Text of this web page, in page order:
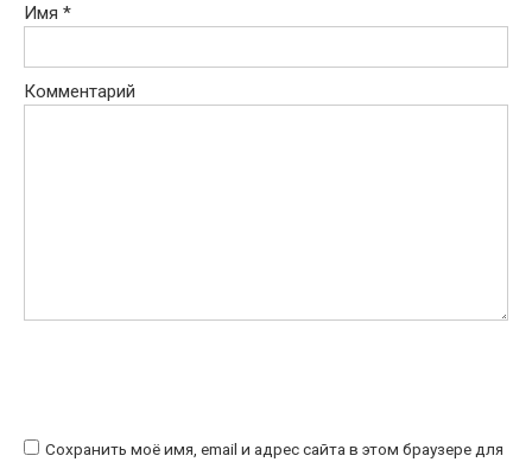
Имя *
Комментарий
Сохранить моё имя, email и адрес сайта в этом браузере для